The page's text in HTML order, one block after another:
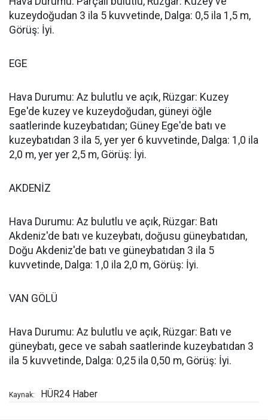
kuzeydoğudan 3 ila 5 kuvvetinde, Dalga: 0,5 ila 1,5 m,
Görüş: İyi.
EGE
Hava Durumu: Az bulutlu ve açık, Rüzgar: Kuzey
Ege'de kuzey ve kuzeydoğudan, güneyi öğle
saatlerinde kuzeybatıdan; Güney Ege'de batı ve
kuzeybatıdan 3 ila 5, yer yer 6 kuvvetinde, Dalga: 1,0 ila
2,0 m, yer yer 2,5 m, Görüş: İyi.
AKDENİZ
Hava Durumu: Az bulutlu ve açık, Rüzgar: Batı
Akdeniz'de batı ve kuzeybatı, doğusu güneybatıdan,
Doğu Akdeniz'de batı ve güneybatıdan 3 ila 5
kuvvetinde, Dalga: 1,0 ila 2,0 m, Görüş: İyi.
VAN GÖLÜ
Hava Durumu: Az bulutlu ve açık, Rüzgar: Batı ve
güneybatı, gece ve sabah saatlerinde kuzeybatıdan 3
ila 5 kuvvetinde, Dalga: 0,25 ila 0,50 m, Görüş: İyi.
Kaynak: HÜR24 Haber